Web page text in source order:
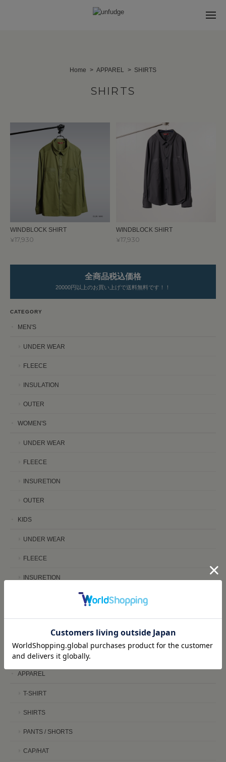
Home APPAREL SHIRTS
SHIRTS
WINDBLOCK SHIRT
¥17,930
WINDBLOCK SHIRT
¥17,930
全商品税込価格
20000円以上のお買い上げで送料無料です！！
CATEGORY
MEN'S
UNDER WEAR
FLEECE
INSULATION
OUTER
WOMEN'S
UNDER WEAR
FLEECE
INSURETION
OUTER
KIDS
UNDER WEAR
FLEECE
INSURETION
カッティングステッカー
プリントステッカー
APPAREL
T-SHIRT
SHIRTS
PANTS / SHORTS
CAP/HAT